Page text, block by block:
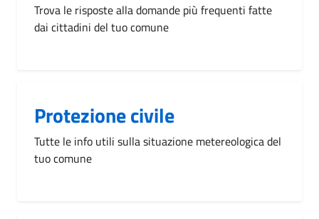
Trova le risposte alla domande più frequenti fatte
dai cittadini del tuo comune
Protezione civile
Tutte le info utili sulla situazione metereologica del
tuo comune